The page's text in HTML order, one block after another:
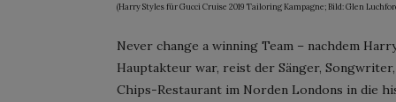
(Harry Styles für Gucci Cruise 2019 Tailoring Kampagne; Bild: Glen
Never change a winning Team – nachdem
Hauptakteur war, reist der Sänger,
Chips-Restaurant im Norden Londons in die